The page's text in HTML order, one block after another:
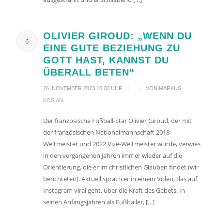
6
OLIVIER GIROUD: „WENN DU
EINE GUTE BEZIEHUNG ZU
GOTT HAST, KANNST DU
ÜBERALL BETEN“
26. NOVEMBER 2023 10:00 UHR / / VON MARKUS
KOSIAN
Der französische Fußball-Star Olivier Giroud, der mit
der französischen Nationalmannschaft 2018
Weltmeister und 2022 Vize-Weltmeister wurde, verwies
in den vergangenen Jahren immer wieder auf die
Orientierung, die er im christlichen Glauben findet (wir
berichteten). Aktuell sprach er in einem Video, das auf
Instagram viral geht, über die Kraft des Gebets. In
seinen Anfangsjahren als Fußballer, […]